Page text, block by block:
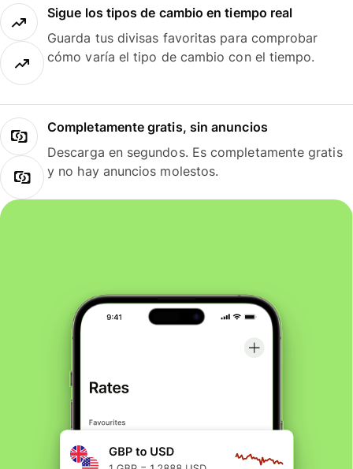
Sigue los tipos de cambio en tiempo real
Guarda tus divisas favoritas para comprobar
cómo varía el tipo de cambio con el tiempo.
Completamente gratis, sin anuncios
Descarga en segundos. Es completamente gratis
y no hay anuncios molestos.